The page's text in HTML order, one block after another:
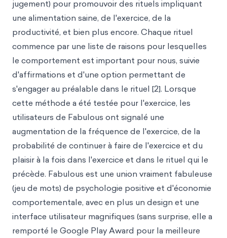
jugement) pour promouvoir des rituels impliquant
une alimentation saine, de l'exercice, de la
productivité, et bien plus encore. Chaque rituel
commence par une liste de raisons pour lesquelles
le comportement est important pour nous, suivie
d'affirmations et d'une option permettant de
s'engager au préalable dans le rituel [2]. Lorsque
cette méthode a été testée pour l'exercice, les
utilisateurs de Fabulous ont signalé une
augmentation de la fréquence de l'exercice, de la
probabilité de continuer à faire de l'exercice et du
plaisir à la fois dans l'exercice et dans le rituel qui le
précède. Fabulous est une union vraiment fabuleuse
(jeu de mots) de psychologie positive et d'économie
comportementale, avec en plus un design et une
interface utilisateur magnifiques (sans surprise, elle a
remporté le Google Play Award pour la meilleure